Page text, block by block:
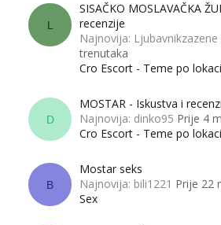
L
SISAČKO MOSLAVAČKA
recenzije
Najnovija: Ljubavnikzazene
trenutaka
Cro Escort - Teme po
D
MOSTAR - Iskustva i
Najnovija: dinko95 Prije 4
Cro Escort - Teme po
B
Mostar seks
Najnovija: bili1221 Prije 22
Sex